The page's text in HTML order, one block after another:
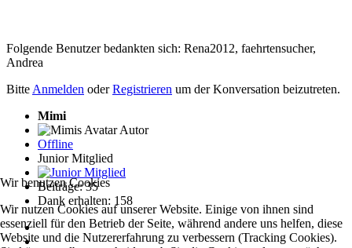
Folgende Benutzer bedankten sich: Rena2012, faehrtensucher,
Andrea
BitteAnmelden oderRegistrieren um der Konversation beizutreten.
Mimi
Autor
Offline
Junior Mitglied
Beiträge: 35
Dank erhalten: 158
Wir benutzen Cookies
Wir nutzen Cookies auf unserer Website. Einige von ihnen sind
essenziell für den Betrieb der Seite, während andere uns helfen, diese
Website und die Nutzererfahrung zu verbessern (Tracking Cookies).